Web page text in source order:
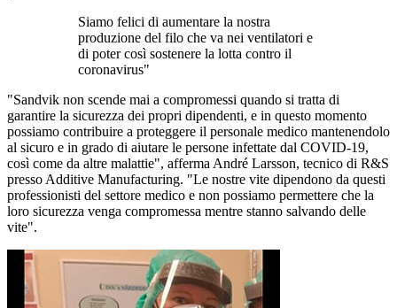
Siamo felici di aumentare la nostra
produzione del filo che va nei ventilatori e
di poter così sostenere la lotta contro il
coronavirus"
"Sandvik non scende mai a compromessi quando si tratta di
garantire la sicurezza dei propri dipendenti, e in questo momento
possiamo contribuire a proteggere il personale medico mantenendolo
al sicuro e in grado di aiutare le persone infettate dal COVID-19,
così come da altre malattie", afferma André Larsson, tecnico di R&S
presso Additive Manufacturing. "Le nostre vite dipendono da questi
professionisti del settore medico e non possiamo permettere che la
loro sicurezza venga compromessa mentre stanno salvando delle
vite".